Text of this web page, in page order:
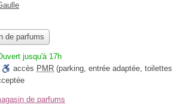
de parfums
jusqu'à 17h
accès PMR (parking, entrée adaptée, toilettes
de parfums